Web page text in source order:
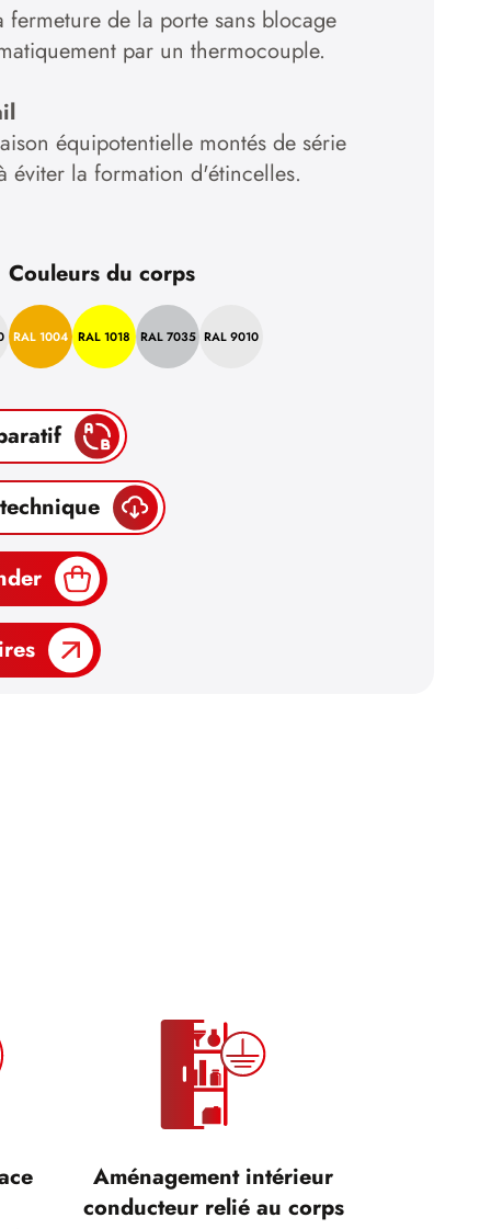
de la porte sans blocage
par un thermocouple.
équipotentielle montés de série
éviter la formation d'étincelles.
Couleurs du corps
RAL 1004 RAL 1018 RAL 7035 RAL 9010
Aménagement intérieur
conducteur relié au corps